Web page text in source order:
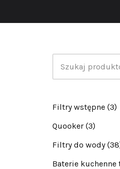
Filtry wstępne (3)
Quooker (3)
Filtry do wody
Baterie